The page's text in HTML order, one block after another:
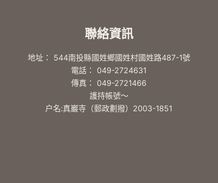
聯絡資訊
地址： 544南投縣國姓鄉國姓村國姓路487-1號
電話： 049-2724631
傳真： 049-2721466
護持帳號～
户名:真巖寺（郵政劃撥）2003-1851